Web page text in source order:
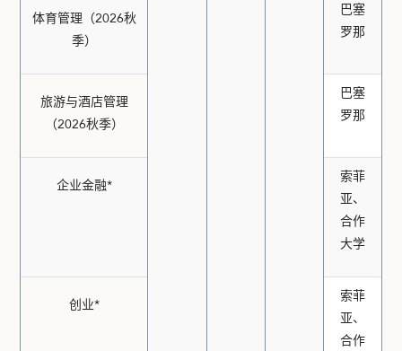
体育管理（2026秋
季）
巴塞
罗那
旅游与酒店管理
（2026秋季）
巴塞
罗那
企业金融*
索菲
亚、
合作
大学
创业*
索菲
亚、
合作